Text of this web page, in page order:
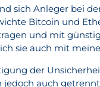
sich Anleger bei
Bitcoin und
und mit
sie auch mit
der
auch